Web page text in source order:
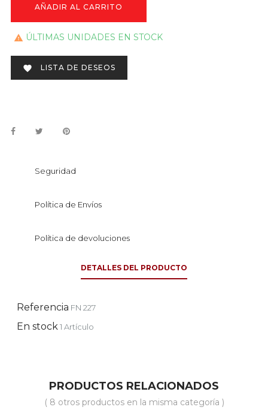
AÑADIR AL CARRITO
 ÚLTIMAS UNIDADES EN STOCK
 LISTA DE DESEOS
Seguridad
Política de Envíos
Política de devoluciones
DETALLES DEL PRODUCTO
Referencia FN 227
En stock1 Artículo
PRODUCTOS RELACIONADOS
( 8 otros productos en la misma categoría )